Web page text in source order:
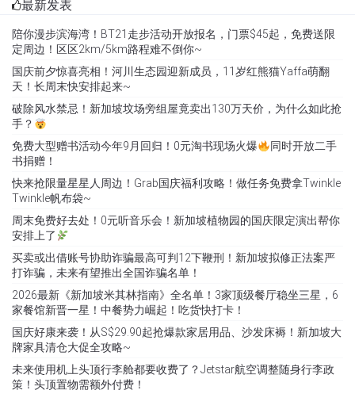
最新发表
陪你漫步滨海湾！BT21走步活动开放报名，门票$45起，免费送限
定周边！区区2km/5km路程难不倒你~
国庆前夕惊喜亮相！河川生态园迎新成员，11岁红熊猫Yaffa萌翻
天！长周末快安排起来~
破除风水禁忌！新加坡坟场旁组屋竟卖出130万天价，为什么如此抢
手？
免费大型赠书活动今年9月回归！0元淘书现场火爆
同时开放二手
书捐赠！
快来抢限量星星人周边！Grab国庆福利攻略！做任务免费拿Twinkle
Twinkle帆布袋~
周末免费好去处！0元听音乐会！新加坡植物园的国庆限定演出帮你
安排上了
买卖或出借账号协助诈骗最高可判12下鞭刑！新加坡拟修正法案严
打诈骗，未来有望推出全国诈骗名单！
2026最新《新加坡米其林指南》全名单！3家顶级餐厅稳坐三星，6
家餐馆新晋一星！中餐势力崛起！吃货快打卡！
国庆好康来袭！从S$29.90起抢爆款家居用品、沙发床褥！新加坡大
牌家具清仓大促全攻略~
未来使用机上头顶行李舱都要收费了？Jetstar航空调整随身行李政
策！头顶置物需额外付费！